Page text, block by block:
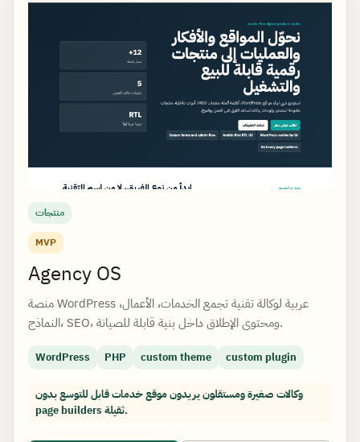
منتجات
MVP
Agency OS
منصة WordPress عربية لوكالة تقنية تجمع الخدمات، الأعمال،
النماذج، SEO، ومحتوى الإطلاق داخل بنية قابلة للصيانة.
WordPress PHP custom theme custom plugin
وكالات صغيرة ومستقلون يريدون موقع خدمات قابل للتوسع بدون
page builders ثقيلة.